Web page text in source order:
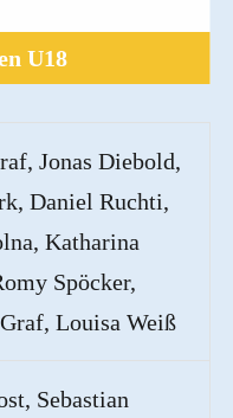
U18
Jonas Diebold,
Daniel Ruchti,
Katharina
Spöcker,
Louisa Weiß
Sebastian